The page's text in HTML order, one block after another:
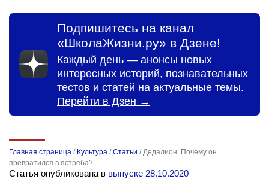
Подпишитесь на канал
«ШколаЖизни.ру» в Дзене!
Каждый день — анонсы новых
интересных историй, познавательных
тестов и статей на актуальные темы.
Перейти в Дзен →
Главная страница / Культура /Статьи /Дедалион. Почему он
превратился в ястреба?
Статья опубликована в выпуске 28.10.2020